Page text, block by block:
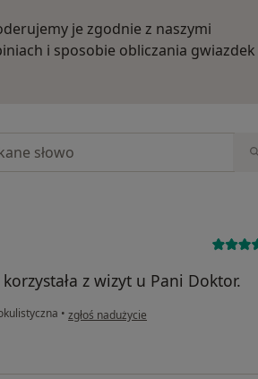
je zgodnie z naszymi
i sposobie obliczania gwiazdek
z wizyt u Pani Doktor.
• w opinii użytkownika Anna S.
zgłoś nadużycie